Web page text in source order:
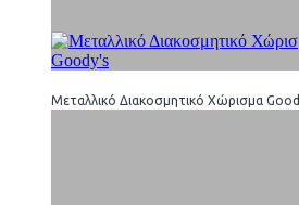
Μεταλλικό Διακοσμητικό Χώρισμα